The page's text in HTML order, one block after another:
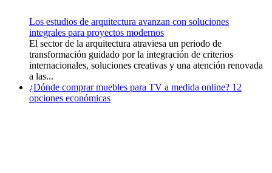
Los estudios de arquitectura avanzan con soluciones
integrales para proyectos modernos
El sector de la arquitectura atraviesa un periodo de
transformación guidado por la integración de criterios
internacionales, soluciones creativas y una atención renovada
a las...
¿Dónde comprar muebles para TV a medida online? 12
opciones económicas